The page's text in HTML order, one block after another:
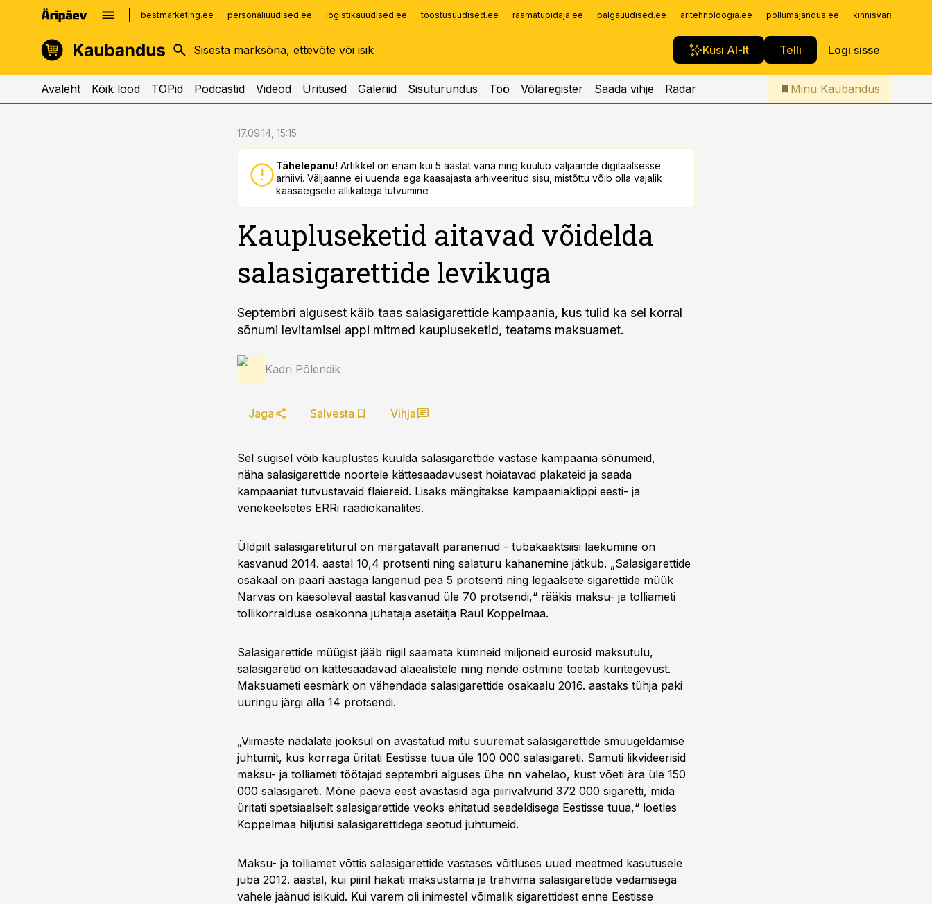
bestmarketing.ee personaliuudised.ee logistikauudised.ee toostusuudised.ee raamatupidaja.ee palgauudised.ee aritehnoloogia.ee pollumajandus.ee
Küsi AI-lt Telli Logi sisse
kinnisvarauudised.ee
logistikauudised.ee
imelineajalugu.ee
Infopank
Iseteenindus
Telli Kaubandus
Avaleht Kõik lood TOPid Podcastid Videod Üritused Galeriid Sisuturundus Töö Võlaregister Saada vihje Radar Minu Kaubandus
17.09.14, 15:15
Tähelepanu! Artikkel on enam kui 5 aastat vana ning kuulub väljaande digitaalsesse
arhiivi. Väljaanne ei uuenda ega kaasajasta arhiveeritud sisu, mistõttu võib olla vajalik
kaasaegsete allikatega tutvumine
Kaupluseketid aitavad võidelda
salasigarettide levikuga
Septembri algusest käib taas salasigarettide kampaania, kus tulid ka sel korral
sõnumi levitamisel appi mitmed kaupluseketid, teatams maksuamet.
Kadri Põlendik
Jaga Salvesta Vihja
Sel sügisel võib kauplustes kuulda salasigarettide vastase kampaania sõnumeid,
näha salasigarettide noortele kättesaadavusest hoiatavad plakateid ja saada
kampaaniat tutvustavaid flaiereid. Lisaks mängitakse kampaaniaklippi eesti- ja
venekeelsetes ERRi raadiokanalites.
Üldpilt salasigaretiturul on märgatavalt paranenud - tubakaaktsiisi laekumine on
kasvanud 2014. aastal 10,4 protsenti ning salaturu kahanemine jätkub. „Salasigarettide
osakaal on paari aastaga langenud pea 5 protsenti ning legaalsete sigarettide müük
Narvas on käesoleval aastal kasvanud üle 70 protsendi,“ rääkis maksu- ja tolliameti
tollikorralduse osakonna juhataja asetäitja Raul Koppelmaa.
Salasigarettide müügist jääb riigil saamata kümneid miljoneid eurosid maksutulu,
salasigaretid on kättesaadavad alaealistele ning nende ostmine toetab kuritegevust.
Maksuameti eesmärk on vähendada salasigarettide osakaalu 2016. aastaks tühja paki
uuringu järgi alla 14 protsendi.
„Viimaste nädalate jooksul on avastatud mitu suuremat salasigarettide smuugeldamise
juhtumit, kus korraga üritati Eestisse tuua üle 100 000 salasigareti. Samuti likvideerisid
maksu- ja tolliameti töötajad septembri alguses ühe nn vahelao, kust võeti ära üle 150
000 salasigareti. Mõne päeva eest avastasid aga piirivalvurid 372 000 sigaretti, mida
üritati spetsiaalselt salasigarettide veoks ehitatud seadeldisega Eestisse tuua,“ loetles
Koppelmaa hiljutisi salasigarettidega seotud juhtumeid.
Maksu- ja tolliamet võttis salasigarettide vastases võitluses uued meetmed kasutusele
juba 2012. aastal, kui piiril hakati maksustama ja trahvima salasigarettide vedamisega
vahele jäänud isikuid. Kui varem oli inimestel võimalik sigarettidest enne Eestisse